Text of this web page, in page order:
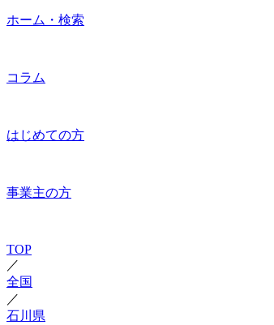
ホーム・検索
コラム
はじめての方
事業主の方
TOP
／
全国
／
石川県